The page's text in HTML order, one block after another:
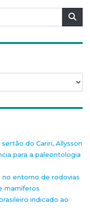
do Cariri, Allysson
para a paleontologia
no entorno de rodovias
mamíferos
indicado ao